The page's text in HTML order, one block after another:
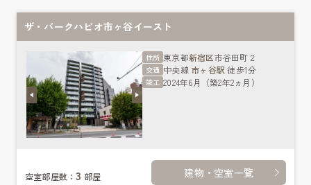
ザ・パークハビオ市ヶ谷イースト
住所 東京都新宿区市谷田町２
交通 中央線 市ヶ谷駅 徒歩1分
竣工 2024年6月（築2年2ヵ月）
空室部屋数：3 部屋 建物・空室一覧